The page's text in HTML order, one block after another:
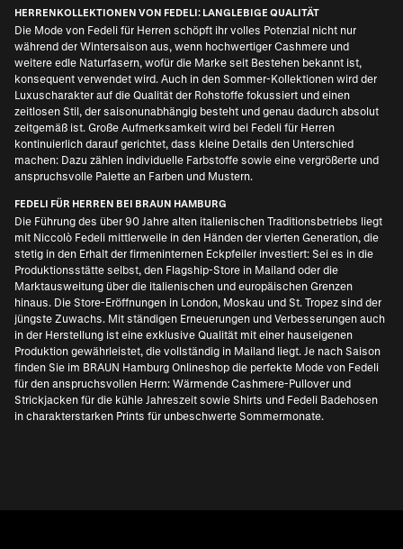
HERRENKOLLEKTIONEN VON FEDELI: LANGLEBIGE QUALITÄT
Die Mode von Fedeli für Herren schöpft ihr volles Potenzial nicht nur
während der Wintersaison aus, wenn hochwertiger Cashmere und
weitere edle Naturfasern, wofür die Marke seit Bestehen bekannt ist,
konsequent verwendet wird. Auch in den Sommer-Kollektionen wird der
Luxuscharakter auf die Qualität der Rohstoffe fokussiert und einen
zeitlosen Stil, der saisonunabhängig besteht und genau dadurch absolut
zeitgemäß ist. Große Aufmerksamkeit wird bei Fedeli für Herren
kontinuierlich darauf gerichtet, dass kleine Details den Unterschied
machen: Dazu zählen individuelle Farbstoffe sowie eine vergrößerte und
anspruchsvolle Palette an Farben und Mustern.
FEDELI FÜR HERREN BEI BRAUN HAMBURG
Die Führung des über 90 Jahre alten italienischen Traditionsbetriebs liegt
mit Niccolò Fedeli mittlerweile in den Händen der vierten Generation, die
stetig in den Erhalt der firmeninternen Eckpfeiler investiert: Sei es in die
Produktionsstätte selbst, den Flagship-Store in Mailand oder die
Marktausweitung über die italienischen und europäischen Grenzen
hinaus. Die Store-Eröffnungen in London, Moskau und St. Tropez sind der
jüngste Zuwachs. Mit ständigen Erneuerungen und Verbesserungen auch
in der Herstellung ist eine exklusive Qualität mit einer hauseigenen
Produktion gewährleistet, die vollständig in Mailand liegt. Je nach Saison
finden Sie im BRAUN Hamburg Onlineshop die perfekte Mode von Fedeli
für den anspruchsvollen Herrn: Wärmende Cashmere-Pullover und
Strickjacken für die kühle Jahreszeit sowie Shirts und Fedeli Badehosen
in charakterstarken Prints für unbeschwerte Sommermonate.